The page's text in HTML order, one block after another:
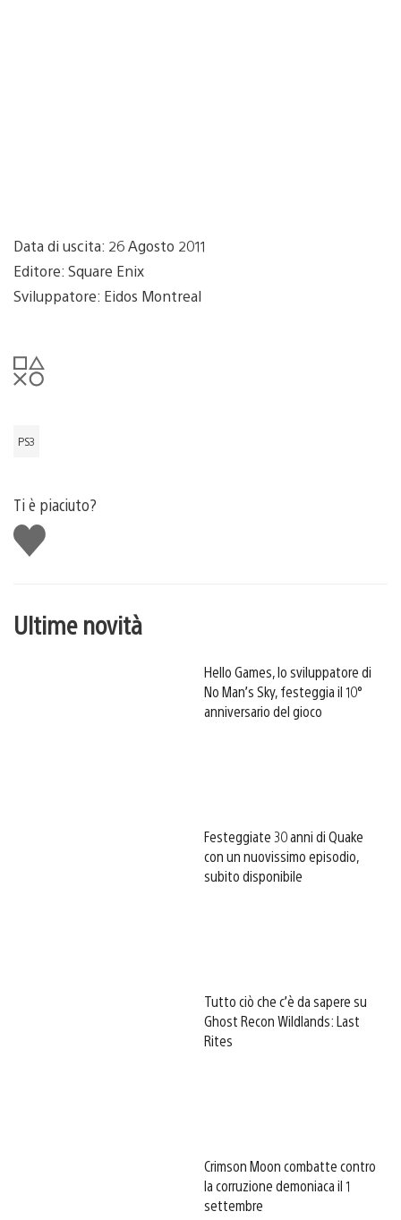
Data di uscita: 26 Agosto 2011
Editore: Square Enix
Sviluppatore: Eidos Montreal
PS3
Ti è piaciuto?
Mi
piace
Ultime novità
Hello Games, lo sviluppatore di
No Man’s Sky, festeggia il 10°
anniversario del gioco
Festeggiate 30 anni di Quake
con un nuovissimo episodio,
subito disponibile
Tutto ciò che c’è da sapere su
Ghost Recon Wildlands: Last
Rites
Crimson Moon combatte contro
la corruzione demoniaca il 1
settembre